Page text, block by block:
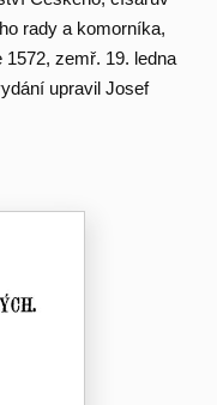
rady a komorníka,
zemř. 19. ledna
upravil Josef